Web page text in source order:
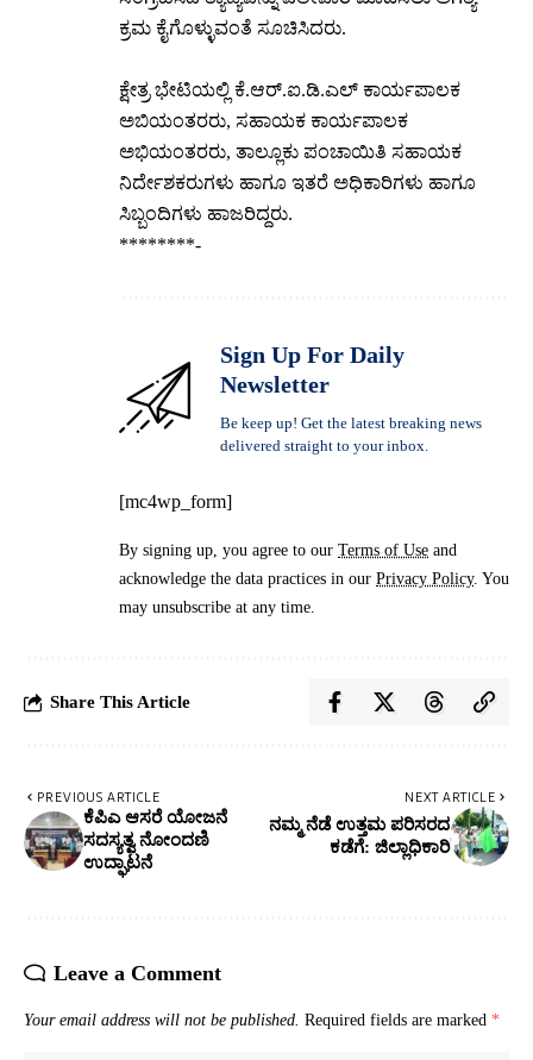
ಕ್ರಮ ಕೈಗೊಳ್ಳುವಂತೆ ಸೂಚಿಸಿದರು.
ಕ್ಷೇತ್ರ ಭೇಟಿಯಲ್ಲಿ ಕೆ.ಆರ್.ಐ.ಡಿ.ಎಲ್ ಕಾರ್ಯಪಾಲಕ
ಅಬಿಯಂತರರು, ಸಹಾಯಕ ಕಾರ್ಯಪಾಲಕ
ಅಭಿಯಂತರರು, ತಾಲ್ಲೂಕು ಪಂಚಾಯಿತಿ ಸಹಾಯಕ
ನಿರ್ದೇಶಕರುಗಳು ಹಾಗೂ ಇತರೆ ಅಧಿಕಾರಿಗಳು ಹಾಗೂ
ಸಿಬ್ಬಂದಿಗಳು ಹಾಜರಿದ್ದರು.
********-
Sign Up For Daily
Newsletter
Be keep up! Get the latest breaking news
delivered straight to your inbox.
[mc4wp_form]
By signing up, you agree to our Terms of Use and
acknowledge the data practices in our Privacy Policy. You
may unsubscribe at any time.
Share This Article
PREVIOUS ARTICLE
ಕೆಪಿಎ ಆಸರೆ ಯೋಜನೆ
ಸದಸ್ಯತ್ವ ನೋಂದಣಿ
ಉದ್ಘಾಟನೆ
NEXT ARTICLE
ನಮ್ಮ ನೆಡೆ ಉತ್ತಮ ಪರಿಸರದ
ಕಡೆಗೆ: ಜಿಲ್ಲಾಧಿಕಾರಿ
Leave a Comment
Your email address will not be published. Required fields are marked *